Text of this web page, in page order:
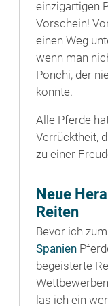
einzigartigen
Vorschein!
einen Weg
wenn man
Ponchi, der
konnte.
Alle Pferde
Verrücktheit,
zu einer
Neue
Reiten
Bevor ich
Spanien
begeisterte
las ich ein